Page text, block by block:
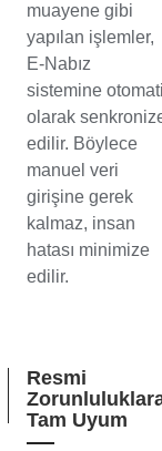
muayene gibi
yapılan işlemler,
E-Nabız
sistemine
olarak
edilir. Böylece
manuel veri
girişine gerek
kalmaz, insan
hatası minimize
edilir.
Resmi
Tam Uyum